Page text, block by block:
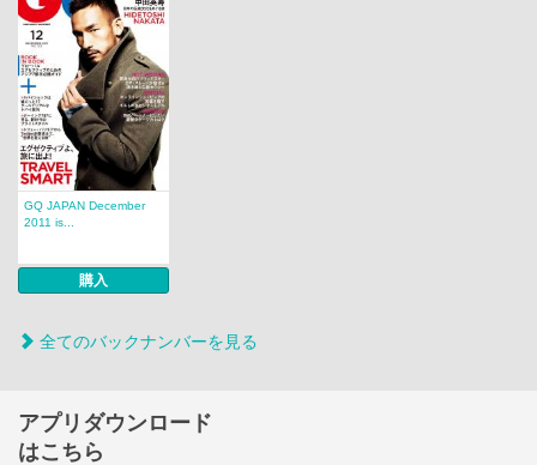
GQ JAPAN December
2011 is...
購入
全てのバックナンバーを見る
アプリダウンロード
はこちら